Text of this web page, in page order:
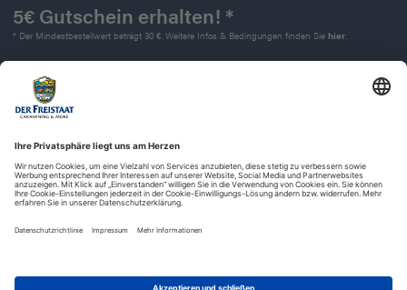
5€ Gutschein erhalten! *
* Der Mindestbestellwert beträgt 30 €. Weitere Infos & Bedingungen finden Sie hier.